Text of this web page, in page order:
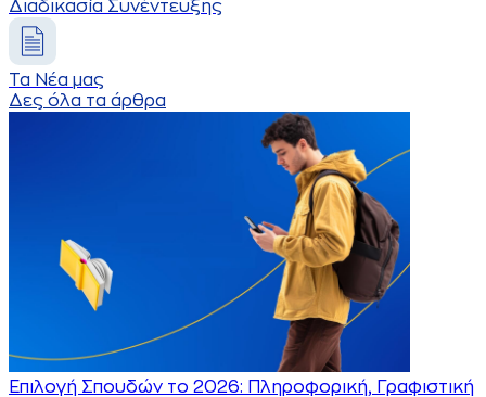
Διαδικασία Συνέντευξης
Τα Νέα μας
Δες όλα τα άρθρα
Επιλογή Σπουδών το 2026: Πληροφορική, Γραφιστική